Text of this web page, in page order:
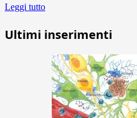
Leggi tutto
Ultimi inserimenti